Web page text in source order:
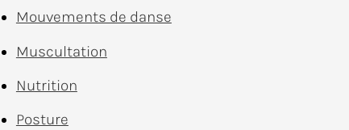
Mouvements de danse
Muscultation
Nutrition
Posture